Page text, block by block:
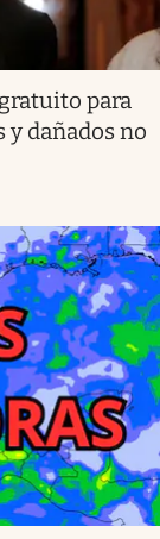
para
y dañados no